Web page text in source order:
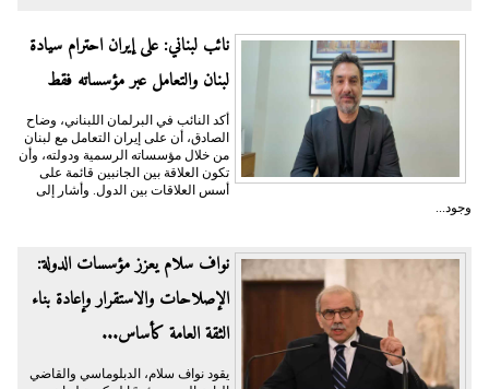
نائب لبناني: على إيران احترام سيادة
لبنان والتعامل عبر مؤسساته فقط
أكد النائب في البرلمان اللبناني، وضاح
الصادق، أن على إيران التعامل مع لبنان
من خلال مؤسساته الرسمية ودولته، وأن
تكون العلاقة بين الجانبين قائمة على
أسس العلاقات بين الدول. وأشار إلى
وجود...
نواف سلام يعزز مؤسسات الدولة:
الإصلاحات والاستقرار وإعادة بناء
الثقة العامة كأساس...
يقود نواف سلام، الدبلوماسي والقاضي